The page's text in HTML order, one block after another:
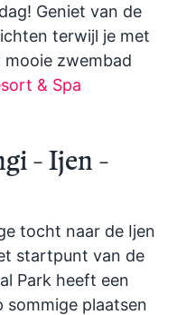
Geniet van de
terwijl je met
mooie zwembad
& Spa
- Ijen -
tocht naar de Ijen
startpunt van de
Park heeft een
sommige plaatsen